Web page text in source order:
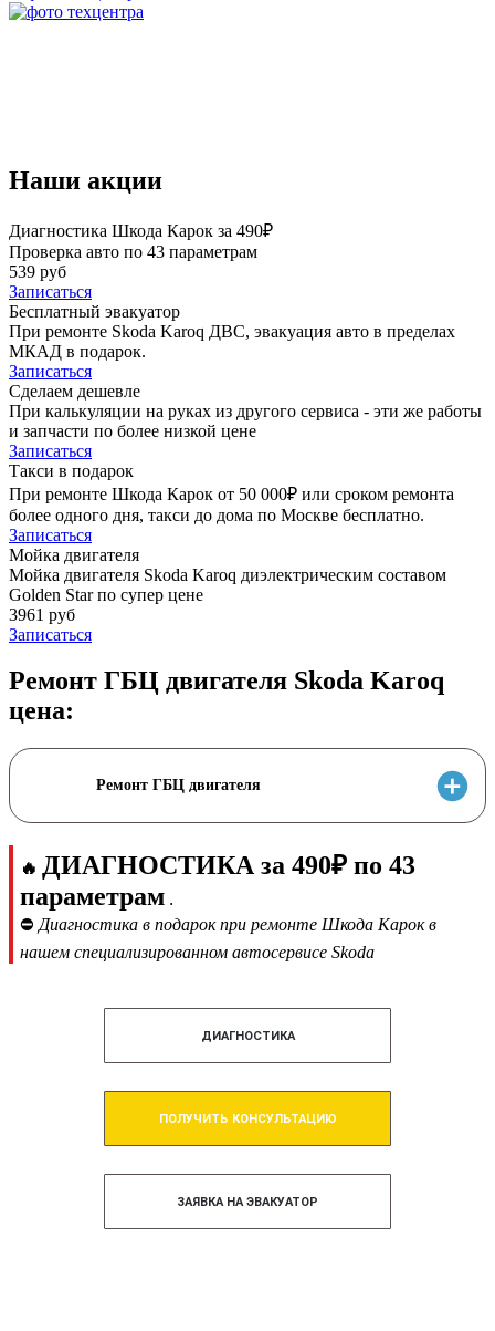
Наши акции
Диагностика Шкода Карок за 490₽
Проверка авто по 43 параметрам
539 руб
Записаться
Бесплатный эвакуатор
При ремонте Skoda Karoq ДВС, эвакуация авто в пределах
МКАД в подарок.
Записаться
Сделаем дешевле
При калькуляции на руках из другого сервиса - эти же работы
и запчасти по более низкой цене
Записаться
Такси в подарок
При ремонте Шкода Карок от 50 000₽ или сроком ремонта
более одного дня, такси до дома по Москве бесплатно.
Записаться
Мойка двигателя
Мойка двигателя Skoda Karoq диэлектрическим составом
Golden Star по супер цене
3961 руб
Записаться
Ремонт ГБЦ двигателя Skoda Karoq
цена:
Ремонт ГБЦ двигателя
🔥 ДИАГНОСТИКА за 490₽ по 43
параметрам .
⛔ Диагностика в подарок при ремонте Шкода Карок в
нашем специализированном автосервисе Skoda
ДИАГНОСТИКА
ПОЛУЧИТЬ КОНСУЛЬТАЦИЮ
ЗАЯВКА НА ЭВАКУАТОР